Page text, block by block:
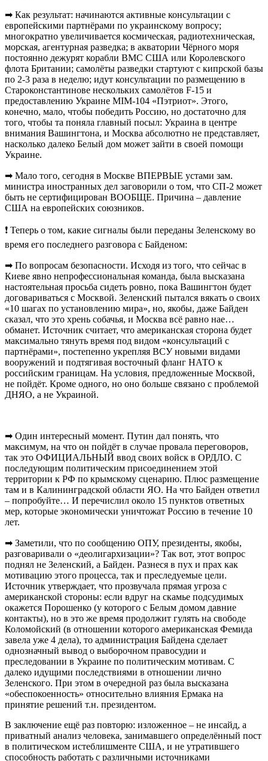
➡ Как результат: начинаются активные консультации с
европейскими партнёрами по украинскому вопросу;
многократно увеличивается космическая, радиотехническая,
морская, агентурная разведка; в акватории Чёрного моря
постоянно дежурят корабли ВМС США или Королевского
флота Британии; самолёты разведки стартуют с кипрской базы
по 2-3 раза в неделю; идут консультации по размещению в
Староконстантинове нескольких самолётов F-15 и
предоставлению Украине MIM-104 «Пэтриот». Этого,
конечно, мало, чтобы победить Россию, но достаточно для
того, чтобы та поняла главный посыл: Украина в центре
внимания Вашингтона, и Москва абсолютно не представляет,
насколько далеко Белый дом может зайти в своей помощи
Украине.
➡ Мало того, сегодня в Москве ВПЕРВЫЕ устами зам.
министра иностранных дел заговорили о том, что СП-2 может
быть не сертифицирован ВООБЩЕ. Причина – давление
США на европейских союзников.
❗ Теперь о том, какие сигналы были переданы Зеленскому во
время его последнего разговора с Байденом:
➡ По вопросам безопасности. Исходя из того, что сейчас в
Киеве явно непрофессиональная команда, была высказана
настоятельная просьба сидеть ровно, пока Вашингтон будет
договариваться с Москвой. Зеленский пытался вякать о своих
«10 шагах по установлению мира», но, якобы, даже Байден
сказал, что это хрень собачья, и Москва всё равно нае…
обманет. Источник считает, что американская сторона будет
максимально тянуть время под видом «консультаций с
партнёрами», постепенно укрепляя ВСУ новыми видами
вооружений и подтягивая восточный фланг НАТО к
российским границам. На условия, предложенные Москвой,
не пойдёт. Кроме одного, но оно больше связано с проблемой
ДНЯО, а не Украиной.
➡ Один интересный момент. Путин дал понять, что
максимум, на что он пойдёт в случае провала переговоров,
так это ОФИЦИАЛЬНЫЙ ввод своих войск в ОРДЛО. С
последующим политическим присоединением этой
территории к РФ по крымскому сценарию. Плюс размещение
там и в Калининградской области ЯО. На что Байден ответил
– попробуйте… И перечислил около 15 пунктов ответных
мер, которые экономически уничтожат Россию в течение 10
лет.
➡ Заметили, что по сообщению ОПУ, президенты, якобы,
разговаривали о «деолигархизации»? Так вот, этот вопрос
поднял не Зеленский, а Байден. Разнеся в пух и прах как
мотивацию этого процесса, так и преследуемые цели.
Источник утверждает, что прозвучала прямая угроза с
американской стороны: если вдруг на скамье подсудимых
окажется Порошенко (у которого с Белым домом давние
контакты), но в это же время продолжит гулять на свободе
Коломойский (в отношении которого американская Фемида
завела уже 4 дела), то администрация Байдена сделает
однозначный вывод о выборочном правосудии и
преследовании в Украине по политическим мотивам. С
далеко идущими последствиями в отношении лично
Зеленского. При этом в очередной раз была высказана
«обеспокоенность» относительно влияния Ермака на
принятие решений т.н. президентом.
В заключение ещё раз повторю: изложенное – не инсайд, а
приватный анализ человека, занимавшего определённый пост
в политическом истеблишменте США, и не утратившего
способность работать с различными источниками